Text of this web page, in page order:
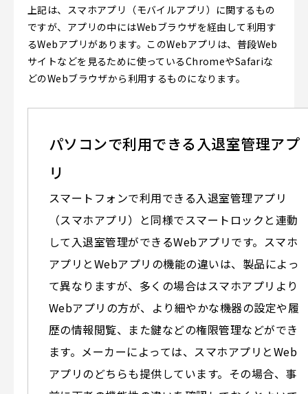
上記は、スマホアプリ（モバイルアプリ）に関するもの
ですが、アプリの中にはWebブラウザを経由して利用す
るWebアプリがあります。このWebアプリは、普段Web
サイトなどを見るために使っているChromeやSafariな
どのWebブラウザから利用するものになります。
パソコンで利用できる入退室管理アプ
リ
スマートフォンで利用できる入退室管理アプリ
（スマホアプリ）と同様でスマートロックと連動
して入退室管理ができるWebアプリです。スマホ
アプリとWebアプリの機能の違いは、製品によっ
て異なりますが、多くの場合はスマホアプリより
Webアプリの方が、より細やかな機器の設定や履
歴の情報閲覧、また鍵などの権限管理などができ
ます。メーカーによっては、スマホアプリとWeb
アプリのどちらも提供しています。その場合、事